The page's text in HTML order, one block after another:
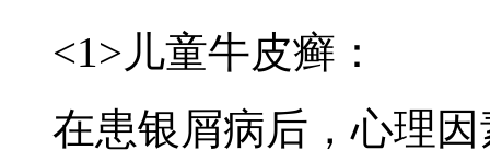
<1>儿童牛皮癣：
在患银屑病后，心理因